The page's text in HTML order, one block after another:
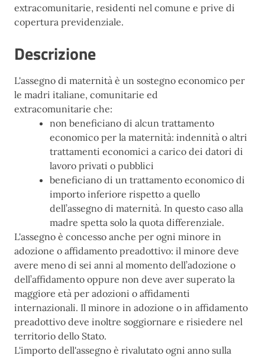
extracomunitarie, residenti nel comune e prive di
copertura previdenziale.
Descrizione
L'assegno di maternità è un sostegno economico per
le madri italiane, comunitarie ed
extracomunitarie che:
non beneficiano di alcun trattamento
economico per la maternità: indennità o altri
trattamenti economici a carico dei datori di
lavoro privati o pubblici
beneficiano di un trattamento economico di
importo inferiore rispetto a quello
dell’assegno di maternità. In questo caso alla
madre spetta solo la quota differenziale.
L'assegno è concesso anche per ogni minore in
adozione o affidamento preadottivo: il minore deve
avere meno di sei anni al momento dell’adozione o
dell’affidamento oppure non deve aver superato la
maggiore età per adozioni o affidamenti
internazionali. Il minore in adozione o in affidamento
preadottivo deve inoltre soggiornare e risiedere nel
territorio dello Stato.
L'importo dell'assegno è rivalutato ogni anno sulla